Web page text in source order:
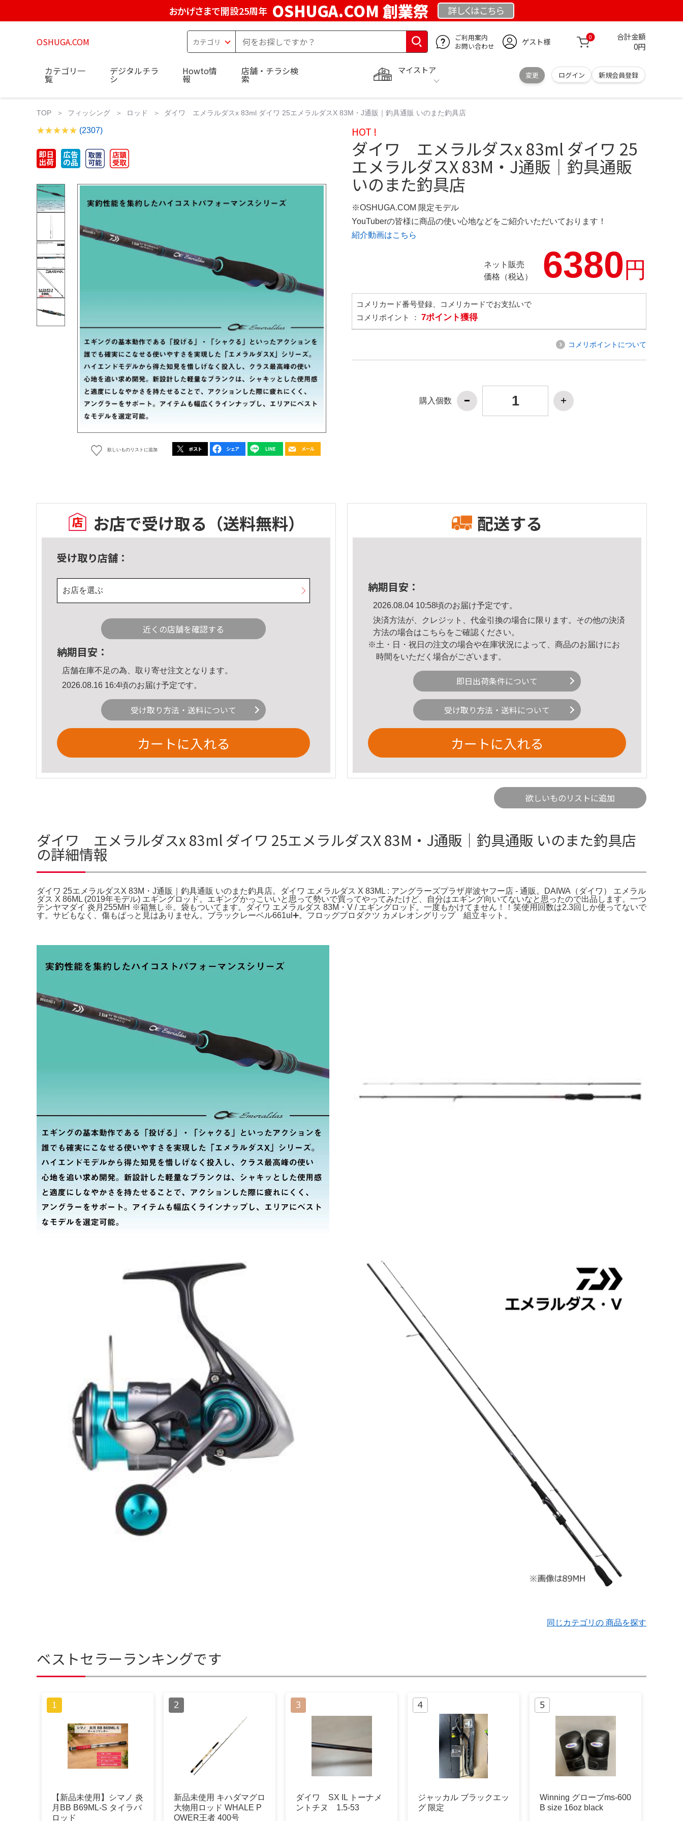
おかげさまで開設25周年 OSHUGA.COM 創業祭 詳しくはこちら
OSHUGA.COM
ご利用案内
お問い合わせ
ゲスト様 0 合計金額
0円
マイストア
変更 ログイン 新規会員登録
カテゴリ一
覧
デジタルチラ
シ
Howto情
報
店舗・チラシ検
索
TOP フィッシング ロッド ダイワ エメラルダスx 83ml ダイワ 25エメラルダスX 83M・J通販｜釣具通販 いのまた釣具店
(2307)
欲しいものリストに追加
HOT !
ダイワ エメラルダスx 83ml ダイワ 25
エメラルダスX 83M・J通販｜釣具通販
いのまた釣具店
※OSHUGA.COM 限定モデル
YouTuberの皆様に商品の使い心地などをご紹介いただいております！
紹介動画はこちら
ネット販売
価格（税込）
6380円
コメリカード番号登録、コメリカードでお支払いで
コメリポイント ： 7ポイント獲得
コメリポイントについて
購入個数
お店で受け取る （送料無料）
受け取り店舗：
お店を選ぶ
近くの店舗を確認する
納期目安：
店舗在庫不足の為、取り寄せ注文となります。
2026.08.16 16:4頃のお届け予定です。
受け取り方法・送料について
カートに入れる
配送する
納期目安：
2026.08.04 10:58頃のお届け予定です。
決済方法が、クレジット、代金引換の場合に限ります。その他の決済
方法の場合はこちら をご確認ください。
※土・日・祝日の注文の場合や在庫状況によって、商品のお届けにお
時間をいただく場合がございます。
即日出荷条件について
受け取り方法・送料について
カートに入れる
欲しいものリストに追加
ダイワ エメラルダスx 83ml ダイワ 25エメラルダスX 83M・J通販｜釣具通販 いのまた釣具店
の詳細情報
ダイワ 25エメラルダスX 83M・J通販｜釣具通販 いのまた釣具店。ダイワ エメラルダス X 83ML : アングラーズプラザ岸波ヤフー店 - 通販。DAIWA（ダイワ） エメラル
ダス X 86ML (2019年モデル) エギングロッド。エギングかっこいいと思って勢いで買ってやってみたけど、自分はエギング向いてないなと思ったので出品します。一つ
テンヤマダイ 炎月255MH ※箱無し※。袋もついてます。ダイワ エメラルダス 83M・V / エギングロッド。一度もかけてません！！笑使用回数は2.3回しか使ってないで
す。サビもなく、傷もぱっと見はありません。ブラックレーベル661ul➕。フロッグプロダクツ カメレオングリップ 組立キット。
同じカテゴリの 商品を探す
ベストセラーランキングです
【新品未使用】シマノ 炎
月BB B69ML-S タイラバ
ロッド
新品未使用 キハダマグロ
大物用ロッド WHALE P
OWER王者 400号
ダイワ SX IL トーナメ
ントチヌ 1.5-53
ジャッカル ブラックエッ
グ 限定
Winning グローブms-600
B size 16oz black